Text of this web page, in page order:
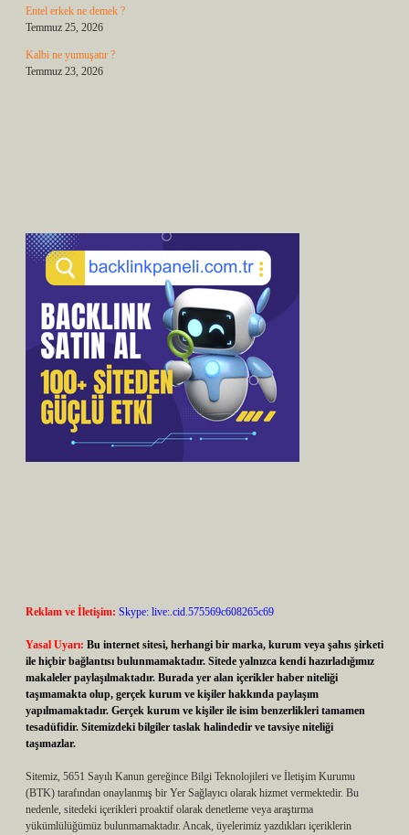
Entel erkek ne demek ?
Temmuz 25, 2026
Kalbi ne yumuşatır ?
Temmuz 23, 2026
Reklam ve İletişim: Skype: live:.cid.575569c608265c69
Yasal Uyarı: Bu internet sitesi, herhangi bir marka, kurum veya şahıs şirketi
ile hiçbir bağlantısı bulunmamaktadır. Sitede yalnızca kendi hazırladığımız
makaleler paylaşılmaktadır. Burada yer alan içerikler haber niteliği
taşımamakta olup, gerçek kurum ve kişiler hakkında paylaşım
yapılmamaktadır. Gerçek kurum ve kişiler ile isim benzerlikleri tamamen
tesadüfidir. Sitemizdeki bilgiler taslak halindedir ve tavsiye niteliği
taşımazlar.
Sitemiz, 5651 Sayılı Kanun gereğince Bilgi Teknolojileri ve İletişim Kurumu
(BTK) tarafından onaylanmış bir Yer Sağlayıcı olarak hizmet vermektedir. Bu
nedenle, sitedeki içerikleri proaktif olarak denetleme veya araştırma
yükümlülüğümüz bulunmamaktadır. Ancak, üyelerimiz yazdıkları içeriklerin